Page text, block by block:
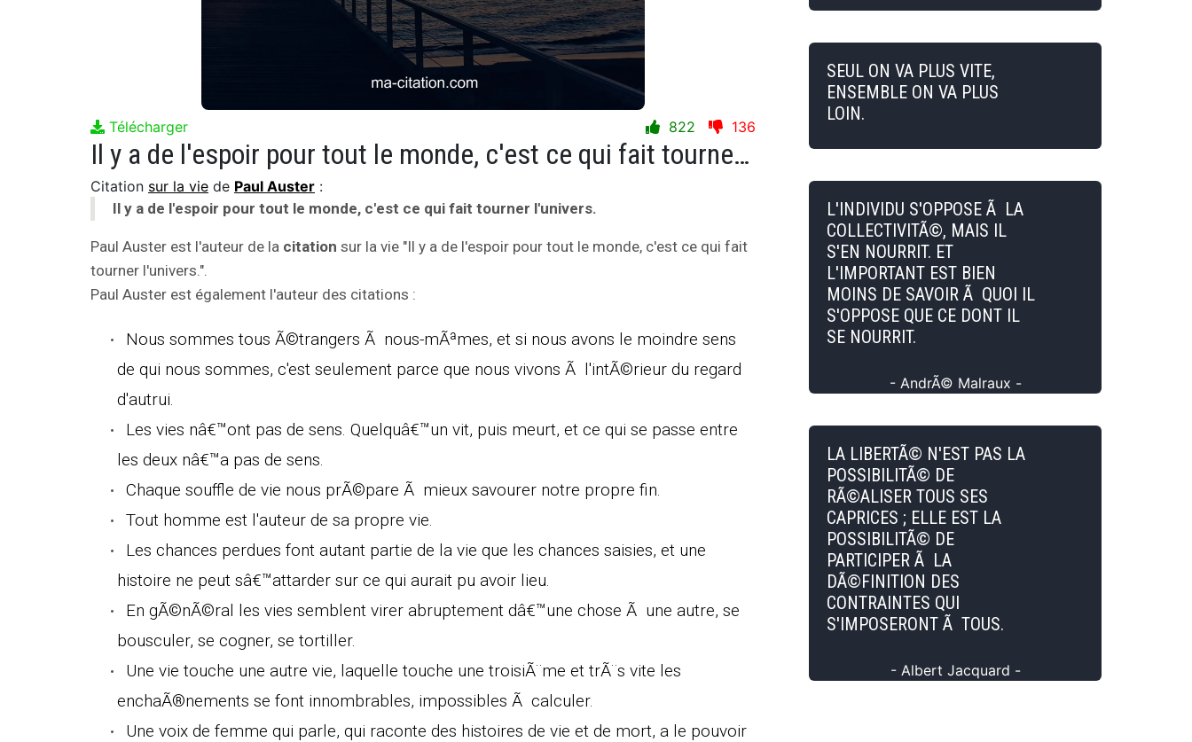
Télécharger 822 136
Il y a de l'espoir pour tout le monde, c'est ce qui fait tourner l'univers.
Citation sur la vie de Paul Auster :
Il y a de l'espoir pour tout le monde, c'est ce qui fait tourner l'univers.
Paul Auster est l'auteur de la citation sur la vie "Il y a de l'espoir pour tout le monde, c'est ce qui fait
tourner l'univers.".
Paul Auster est également l'auteur des citations :
Nous sommes tous Ã©trangers Ã nous-mÃªmes, et si nous avons le moindre sens
de qui nous sommes, c'est seulement parce que nous vivons Ã l'intÃ©rieur du regard
d'autrui.
Les vies nâ€™ont pas de sens. Quelquâ€™un vit, puis meurt, et ce qui se passe entre
les deux nâ€™a pas de sens.
Chaque souffle de vie nous prÃ©pare Ã mieux savourer notre propre fin.
Tout homme est l'auteur de sa propre vie.
Les chances perdues font autant partie de la vie que les chances saisies, et une
histoire ne peut sâ€™attarder sur ce qui aurait pu avoir lieu.
En gÃ©nÃ©ral les vies semblent virer abruptement dâ€™une chose Ã une autre, se
bousculer, se cogner, se tortiller.
Une vie touche une autre vie, laquelle touche une troisiÃ¨me et trÃ¨s vite les
enchaÃ®nements se font innombrables, impossibles Ã calculer.
Une voix de femme qui parle, qui raconte des histoires de vie et de mort, a le pouvoir
SEUL ON VA PLUS VITE,
ENSEMBLE ON VA PLUS
LOIN.
L'INDIVIDU S'OPPOSE Ã LA
COLLECTIVITÃ©, MAIS IL
S'EN NOURRIT. ET
L'IMPORTANT EST BIEN
MOINS DE SAVOIR Ã QUOI IL
S'OPPOSE QUE CE DONT IL
SE NOURRIT.
- AndrÃ© Malraux -
LA LIBERTÃ© N'EST PAS LA
POSSIBILITÃ© DE
RÃ©ALISER TOUS SES
CAPRICES ; ELLE EST LA
POSSIBILITÃ© DE
PARTICIPER Ã LA
DÃ©FINITION DES
CONTRAINTES QUI
S'IMPOSERONT Ã TOUS.
- Albert Jacquard -